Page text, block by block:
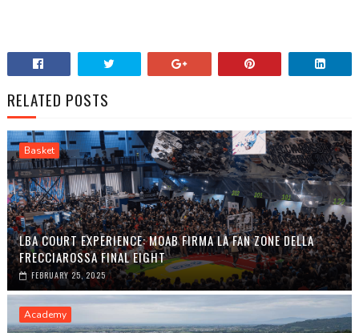
RELATED POSTS
Basket
LBA COURT EXPERIENCE: MOAB FIRMA LA FAN ZONE DELLA
FRECCIAROSSA FINAL EIGHT
FEBRUARY 25, 2025
Academy